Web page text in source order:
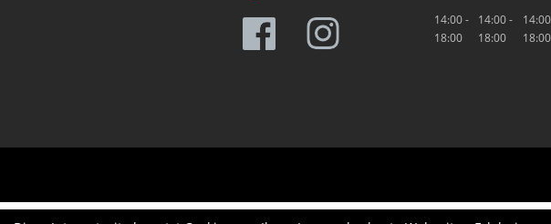
14:00 -
18:00
14:00 -
18:00
18:00